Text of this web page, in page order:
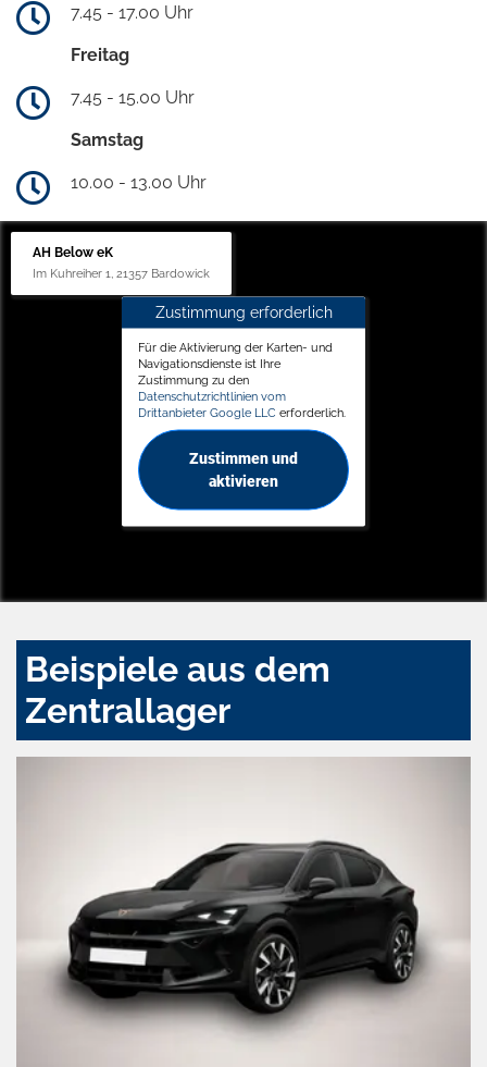
7.45 - 17.00 Uhr
Freitag
7.45 - 15.00 Uhr
Samstag
10.00 - 13.00 Uhr
AH Below eK
Im Kuhreiher 1, 21357 Bardowick
Zustimmung erforderlich
Für die Aktivierung der Karten- und
Navigationsdienste ist Ihre
Zustimmung zu den
Datenschutzrichtlinien vom
Drittanbieter Google LLC erforderlich.
Zustimmen und
aktivieren
Beispiele aus dem
Zentrallager